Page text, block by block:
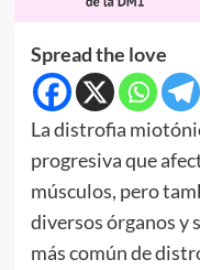
Spread the love
La distrofia
progresiva que
músculos, pero
diversos órganos y
más común de